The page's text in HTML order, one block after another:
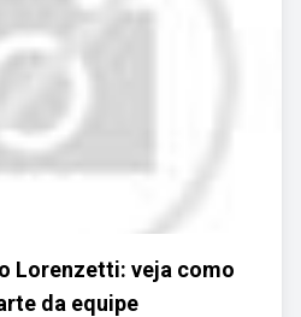
Lorenzetti: veja como
da equipe